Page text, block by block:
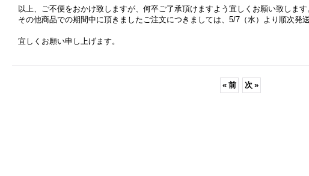
以上、ご不便をおかけ致しますが、何卒ご了承頂けますよう宜しくお願い致します
その他商品での期間中に頂きましたご注文につきましては、5/7（水）より順次発
宜しくお願い申し上げます。
« 前 次 »